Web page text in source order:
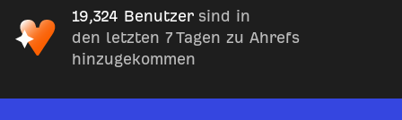
19,324 Benutzer sind in
den letzten 7 Tagen zu Ahrefs
hinzugekommen